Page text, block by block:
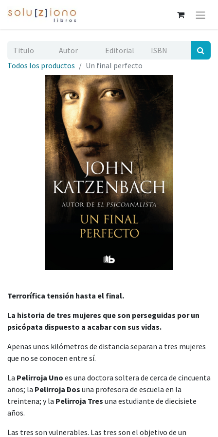
Todos los productos Un final perfecto
Terrorífica tensión hasta el final.
La historia de tres mujeres que son perseguidas por un
psicópata dispuesto a acabar con sus vidas.
Apenas unos kilómetros de distancia separan a tres mujeres
que no se conocen entre sí.
La Pelirroja Uno es una doctora soltera de cerca de cincuenta
años; la Pelirroja Dos una profesora de escuela en la
treintena; y la Pelirroja Tres una estudiante de diecisiete
años.
Las tres son vulnerables. Las tres son el objetivo de un